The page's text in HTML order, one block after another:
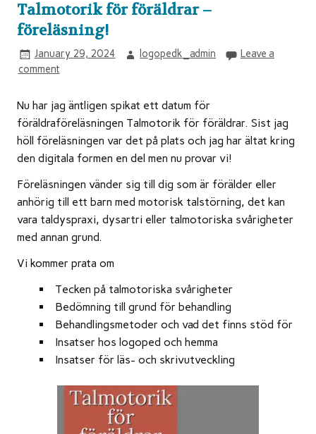
Talmotorik för föräldrar –
föreläsning!
January 29, 2024 logopedk_admin
Leave a
comment
Nu har jag äntligen spikat ett datum för
föräldraföreläsningen Talmotorik för föräldrar. Sist jag
höll föreläsningen var det på plats och jag har ältat kring
den digitala formen en del men nu provar vi!
Föreläsningen vänder sig till dig som är förälder eller
anhörig till ett barn med motorisk talstörning, det kan
vara taldyspraxi, dysartri eller talmotoriska svårigheter
med annan grund.
Vi kommer prata om
Tecken på talmotoriska svårigheter
Bedömning till grund för behandling
Behandlingsmetoder och vad det finns stöd för
Insatser hos logoped och hemma
Insatser för läs- och skrivutveckling